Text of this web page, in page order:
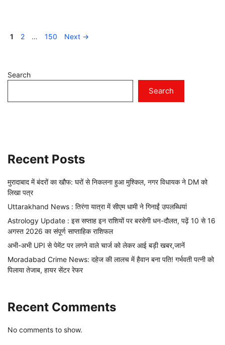
Page
1 Page
2 … Page
150 Next →
Search
Search
Recent Posts
मुरादाबाद में बंदरों का खौफ: घरों से निकलना हुआ मुश्किल, नगर विधायक ने DM को
लिखा पत्र
Uttarakhand News : तिरंगा यात्रा में सीएम धामी ने गिनाईं उपलब्धियां
Astrology Update : इस सप्ताह इन राशियों पर बरसेगी धन-दौलत, पढ़ें 10 से 16
अगस्त 2026 का संपूर्ण साप्ताहिक राशिफल
अभी-अभी UPI से पेमेंट पर लगने वाले चार्ज को लेकर आई बड़ी खबर,जानें
Moradabad Crime News: दहेज की लालच में हैवान बना पति! गर्भवती पत्नी को
पिलाया तेजाब, हायर सेंटर रेफर
Recent Comments
No comments to show.